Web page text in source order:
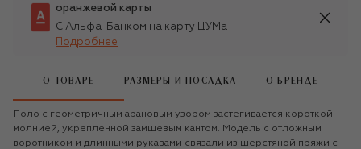
оранжевой карты
С Альфа-Банком на карту ЦУМа
Подробнее
О ТОВАРЕ РАЗМЕРЫ И ПОСАДКА О БРЕНДЕ
Поло с геометричным арановым узором застегивается короткой
молнией, укрепленной замшевым кантом. Модель с отложным
воротником и длинными рукавами связали из шерстяной пряжи с